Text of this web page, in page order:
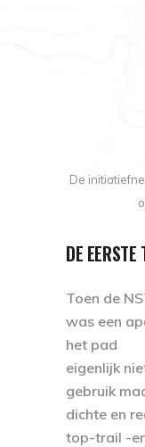
De
DE
Toen de
was een
het pad
eigenlijk
gebruik
dichte en
top-trail -